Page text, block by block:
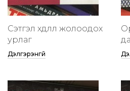
Сэтгэл хөдлөлөө жолоодох
урлаг
Дэлгэрэнгүй